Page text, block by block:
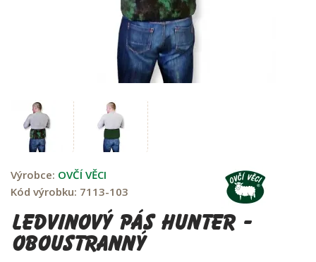
Výrobce: OVČÍ VĚCI
Kód výrobku: 7113-103
Ledvinový pás Hunter -
oboustranný